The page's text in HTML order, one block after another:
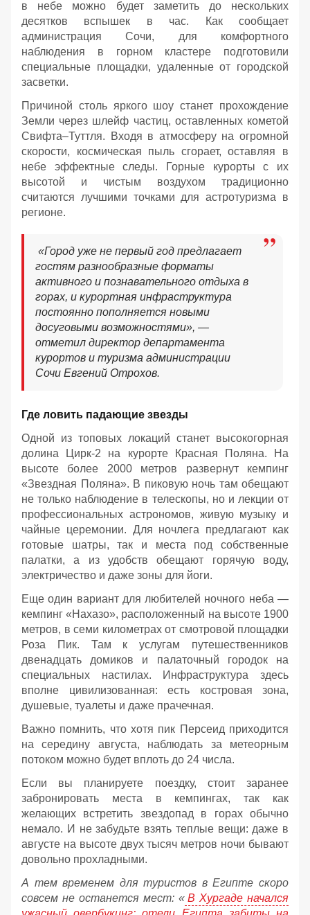
в небе можно будет заметить до нескольких
десятков вспышек в час. Как сообщает
администрация Сочи, для комфортного
наблюдения в горном кластере подготовили
специальные площадки, удаленные от городской
засветки.
Причиной столь яркого шоу станет прохождение
Земли через шлейф частиц, оставленных кометой
Свифта–Туттля. Входя в атмосферу на огромной
скорости, космическая пыль сгорает, оставляя в
небе эффектные следы. Горные курорты с их
высотой и чистым воздухом традиционно
считаются лучшими точками для астротуризма в
регионе.
«Город уже не первый год предлагает
гостям разнообразные форматы
активного и познавательного отдыха в
горах, и курортная инфраструктура
постоянно пополняется новыми
досуговыми возможностями», —
отметил директор департамента
курортов и туризма администрации
Сочи Евгений Отрохов.
Где ловить падающие звезды
Одной из топовых локаций станет высокогорная
долина Цирк-2 на курорте Красная Поляна. На
высоте более 2000 метров развернут кемпинг
«Звездная Поляна». В пиковую ночь там обещают
не только наблюдение в телескопы, но и лекции от
профессиональных астрономов, живую музыку и
чайные церемонии. Для ночлега предлагают как
готовые шатры, так и места под собственные
палатки, а из удобств обещают горячую воду,
электричество и даже зоны для йоги.
Еще один вариант для любителей ночного неба —
кемпинг «Нахазо», расположенный на высоте 1900
метров, в семи километрах от смотровой площадки
Роза Пик. Там к услугам путешественников
двенадцать домиков и палаточный городок на
специальных настилах. Инфраструктура здесь
вполне цивилизованная: есть костровая зона,
душевые, туалеты и даже прачечная.
Важно помнить, что хотя пик Персеид приходится
на середину августа, наблюдать за метеорным
потоком можно будет вплоть до 24 числа.
Если вы планируете поездку, стоит заранее
забронировать места в кемпингах, так как
желающих встретить звездопад в горах обычно
немало. И не забудьте взять теплые вещи: даже в
августе на высоте двух тысяч метров ночи бывают
довольно прохладными.
А тем временем для туристов в Египте скоро
совсем не останется мест: « В Хургаде начался